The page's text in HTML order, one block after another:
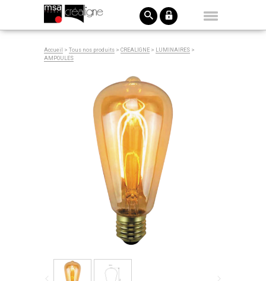
Accueil > Tous nos produits > CREALIGNE > LUMINAIRES >
AMPOULES